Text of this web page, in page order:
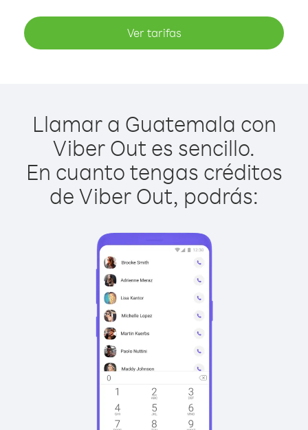
Ver tarifas
Llamar a Guatemala con
Viber Out es sencillo.
En cuanto tengas créditos
de Viber Out, podrás: